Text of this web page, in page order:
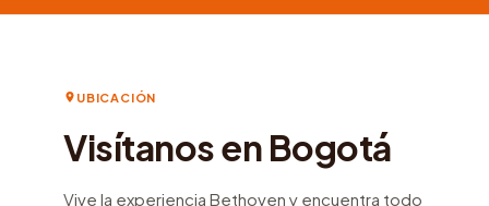
UBICACIÓN
Visítanos en Bogotá
Vive la experiencia Bethoven y encuentra todo